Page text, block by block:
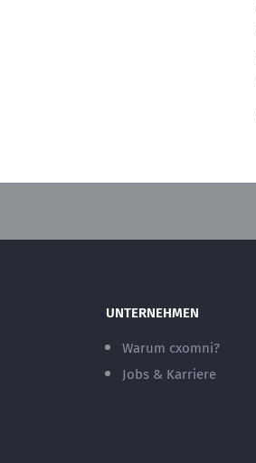
UNTERNEHMEN
Warum cxomni?
Jobs & Karriere